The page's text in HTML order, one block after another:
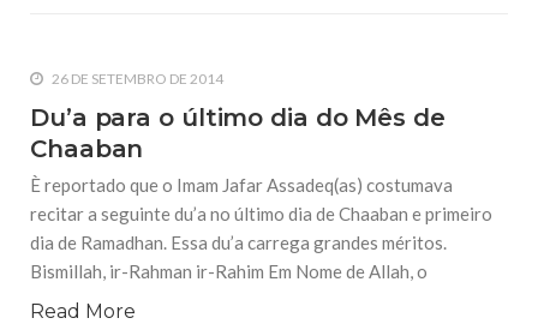
26 DE SETEMBRO DE 2014
Du’a para o último dia do Mês de
Chaaban
È reportado que o Imam Jafar Assadeq(as) costumava
recitar a seguinte du’a no último dia de Chaaban e primeiro
dia de Ramadhan. Essa du’a carrega grandes méritos.
Bismillah, ir-Rahman ir-Rahim Em Nome de Allah, o
Read More